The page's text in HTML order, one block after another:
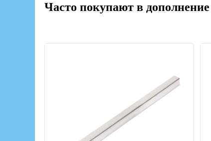
Часто покупают в дополнение